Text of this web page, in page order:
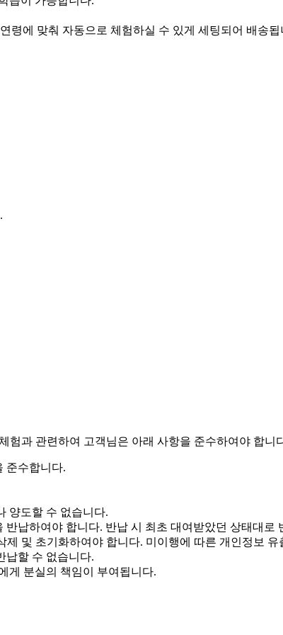
령에 맞춰 자동으로 체험하실 수 있게 세팅되어 배송됩
험과 관련하여 고객님은 아래 사항을 준수하여야 합니
준수합니다.
양도할 수 없습니다.
납하여야 합니다. 반납 시 최초 대여받았던 상태대
및 초기화하여야 합니다. 미이행에 따른 개인정보
납할 수 없습니다.
게 분실의 책임이 부여됩니다.